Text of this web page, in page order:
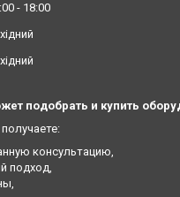
18:00
подобрать и купить
консультацию,
подход,